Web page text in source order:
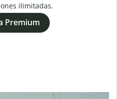
ilimitadas.
Premium